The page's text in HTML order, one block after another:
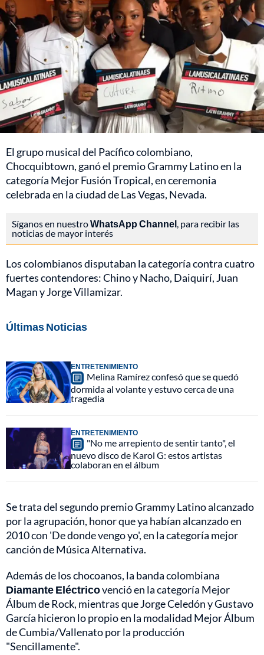
El grupo musical del Pacífico colombiano,
Chocquibtown, ganó el premio Grammy Latino en la
categoría Mejor Fusión Tropical, en ceremonia
celebrada en la ciudad de Las Vegas, Nevada.
Síganos en nuestroWhatsApp Channel, para recibir las
noticias de mayor interés
Los colombianos disputaban la categoría contra cuatro
fuertes contendores: Chino y Nacho, Daiquirí, Juan
Magan y Jorge Villamizar.
Últimas Noticias
ENTRETENIMIENTO
Melina Ramírez confesó que se quedó
dormida al volante y estuvo cerca de una
tragedia
ENTRETENIMIENTO
"No me arrepiento de sentir tanto", el
nuevo disco de Karol G: estos artistas
colaboran en el álbum
Se trata del segundo premio Grammy Latino alcanzado
por la agrupación, honor que ya habían alcanzado en
2010 con 'De donde vengo yo', en la categoría mejor
canción de Música Alternativa.
Además de los chocoanos, la banda colombiana
Diamante Eléctricovenció en la categoría Mejor
Álbum de Rock, mientras que Jorge Celedón y Gustavo
García hicieron lo propio en la modalidad Mejor Álbum
de Cumbia/Vallenato por la producción
"Sencillamente".